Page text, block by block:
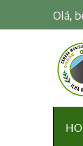
Olá,